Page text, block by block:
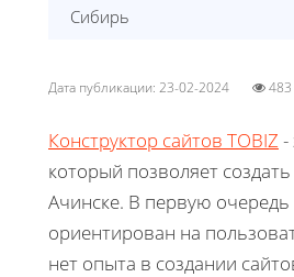
Сибирь
Дата публикации: 23-02-2024 483
Конструктор сайтов TOBIZ -
который позволяет
Ачинске. В первую очередь
ориентирован на
нет опыта в создании